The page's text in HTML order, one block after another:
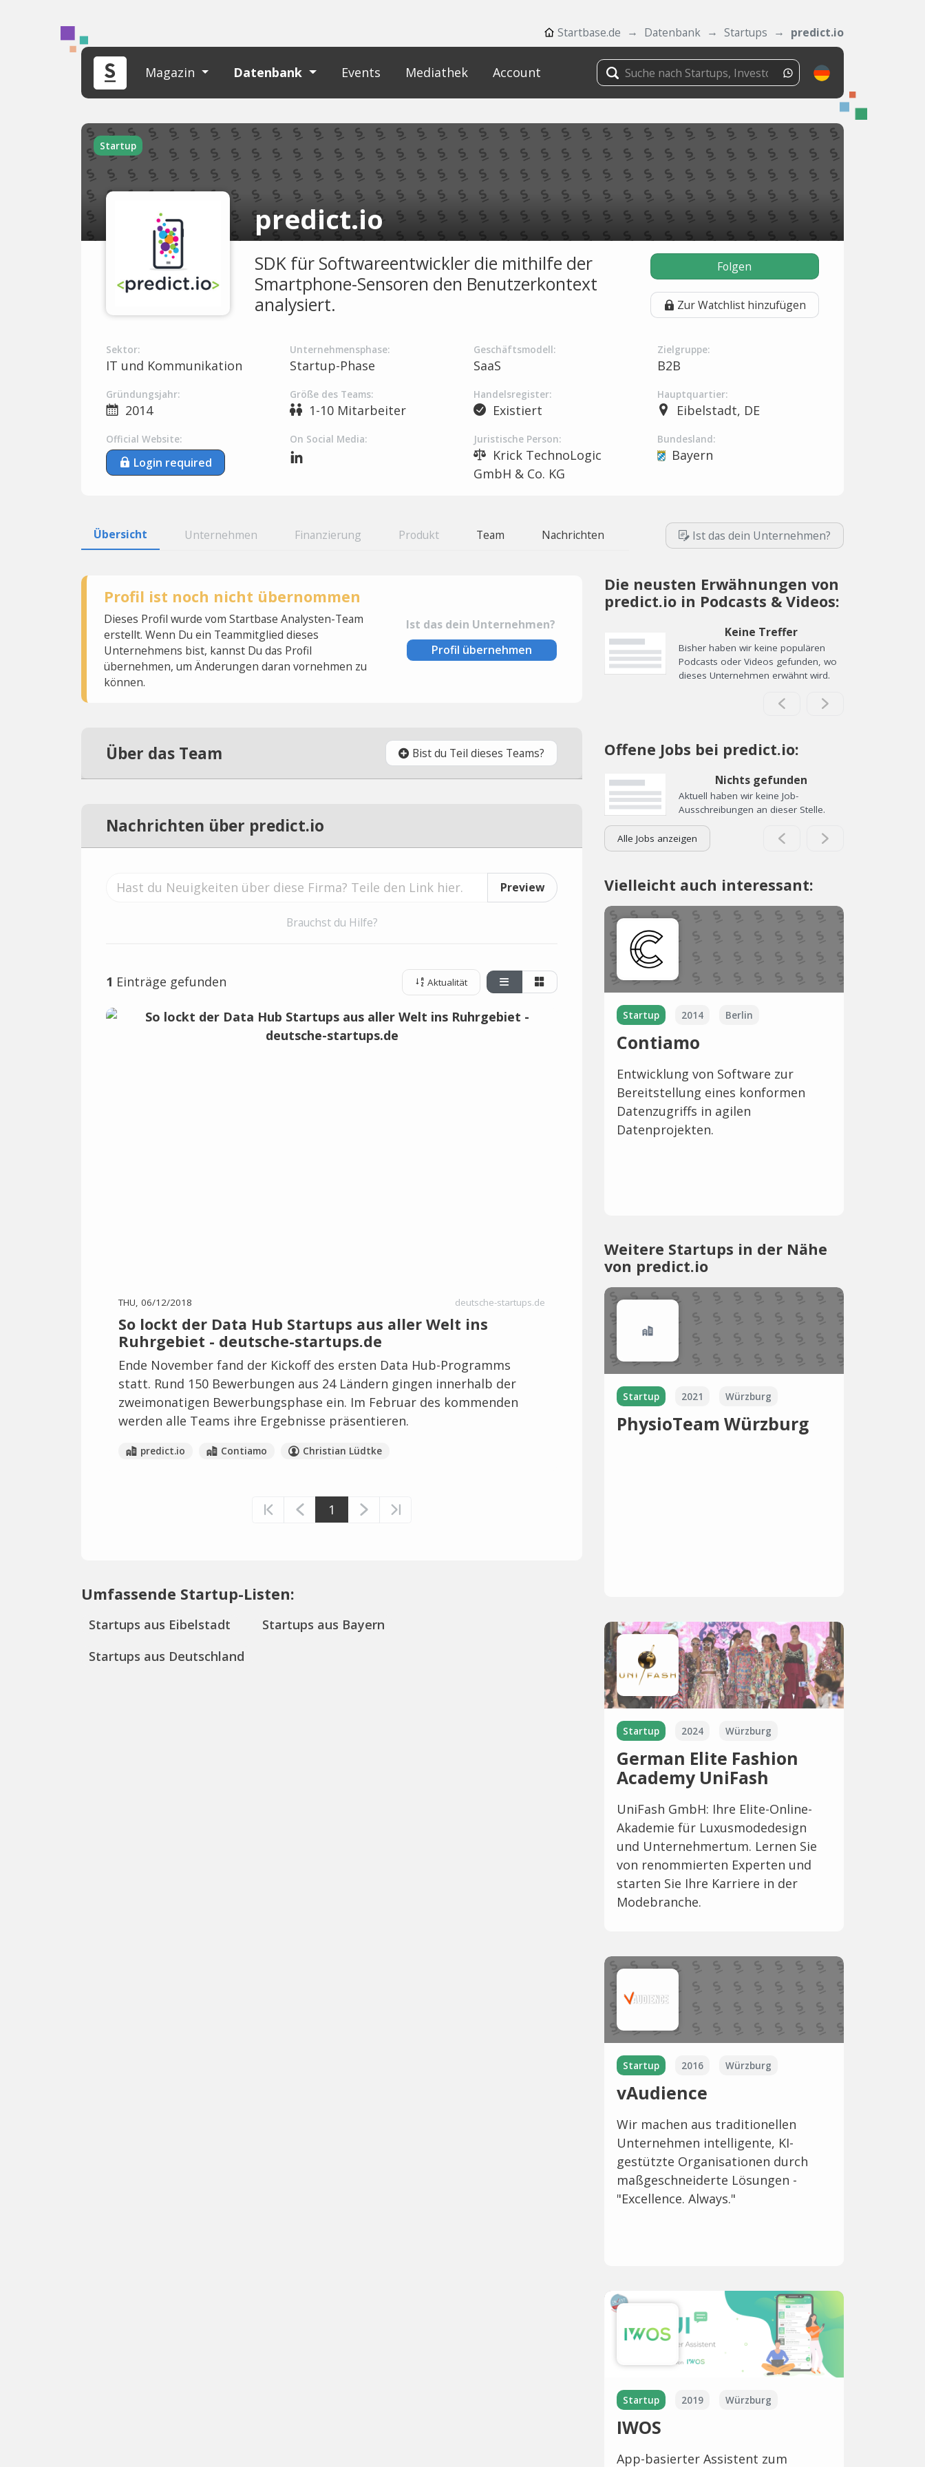
Startbase.de Datenbank Startups predict.io
Magazin Datenbank Events Mediathek Account
Startup
predict.io
SDK für Softwareentwickler die mithilfe der
Smartphone-Sensoren den Benutzerkontext
analysiert.
Folgen
Zur Watchlist hinzufügen
Sektor:
IT und Kommunikation
Unternehmensphase:
Startup-Phase
Geschäftsmodell:
SaaS
Zielgruppe:
B2B
Gründungsjahr:
2014
Größe des Teams:
1-10 Mitarbeiter
Handelsregister:
Existiert
Hauptquartier:
Eibelstadt, DE
Official Website:
Login required
On Social Media: Juristische Person:
Krick TechnoLogic
GmbH & Co. KG
Bundesland:
Bayern
Übersicht Unternehmen Finanzierung Produkt Team Nachrichten Ist das dein Unternehmen?
Profil ist noch nicht übernommen
Dieses Profil wurde vom Startbase Analysten-Team
erstellt. Wenn Du ein Teammitglied dieses
Unternehmens bist, kannst Du das Profil
übernehmen, um Änderungen daran vornehmen zu
können.
Ist das dein Unternehmen?
Profil übernehmen
Über das Team Bist du Teil dieses Teams?
Nachrichten über predict.io
Preview
Brauchst du Hilfe?
1 Einträge gefunden Aktualität
THU, 06/12/2018 deutsche-startups.de
So lockt der Data Hub Startups aus aller Welt ins
Ruhrgebiet - deutsche-startups.de
Ende November fand der Kickoff des ersten Data Hub-Programms
statt. Rund 150 Bewerbungen aus 24 Ländern gingen innerhalb der
zweimonatigen Bewerbungsphase ein. Im Februar des kommenden
werden alle Teams ihre Ergebnisse präsentieren.
predict.io Contiamo Christian Lüdtke
1
Umfassende Startup-Listen:
Startups aus Eibelstadt
Startups aus Bayern
Startups aus Deutschland
Die neusten Erwähnungen von
predict.io in Podcasts & Videos:
Keine Treffer
Bisher haben wir keine populären
Podcasts oder Videos gefunden, wo
dieses Unternehmen erwähnt wird.
Offene Jobs bei predict.io:
Nichts gefunden
Aktuell haben wir keine Job-
Ausschreibungen an dieser Stelle.
Alle Jobs anzeigen
Vielleicht auch interessant:
Startup 2014 Berlin
Contiamo
Entwicklung von Software zur
Bereitstellung eines konformen
Datenzugriffs in agilen
Datenprojekten.
Weitere Startups in der Nähe
von predict.io
Startup 2021 Würzburg
PhysioTeam Würzburg
Startup 2024 Würzburg
German Elite Fashion
Academy UniFash
UniFash GmbH: Ihre Elite-Online-
Akademie für Luxusmodedesign
und Unternehmertum. Lernen Sie
von renommierten Experten und
starten Sie Ihre Karriere in der
Modebranche.
Startup 2016 Würzburg
vAudience
Wir machen aus traditionellen
Unternehmen intelligente, KI-
gestützte Organisationen durch
maßgeschneiderte Lösungen -
"Excellence. Always."
Startup 2019 Würzburg
IWOS
App-basierter Assistent zum